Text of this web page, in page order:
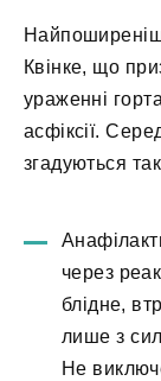
Квінке, що
ураженні
асфіксії.
згадуються
через
блідне,
лише з
Не